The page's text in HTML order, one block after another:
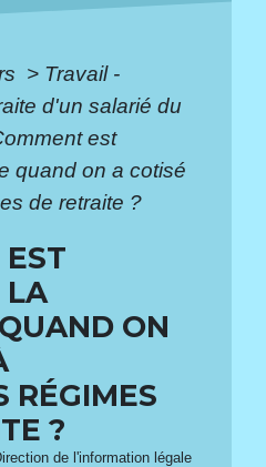
> Travail -
d'un salarié du
est
quand on a cotisé
de retraite ?
LA
ON
RÉGIMES
?
de l'information légale